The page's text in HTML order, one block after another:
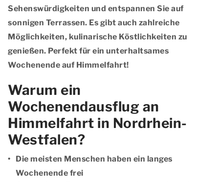
Sehenswürdigkeiten und entspannen Sie auf
sonnigen Terrassen. Es gibt auch zahlreiche
Möglichkeiten, kulinarische Köstlichkeiten zu
genießen. Perfekt für ein unterhaltsames
Wochenende auf Himmelfahrt!
Warum ein
Wochenendausflug an
Himmelfahrt in Nordrhein-
Westfalen?
Die meisten Menschen haben ein langes
Wochenende frei